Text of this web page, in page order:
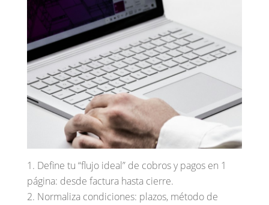
Define tu “flujo ideal” de cobros y pagos en 1
página: desde factura hasta cierre.
Normaliza condiciones: plazos, método de